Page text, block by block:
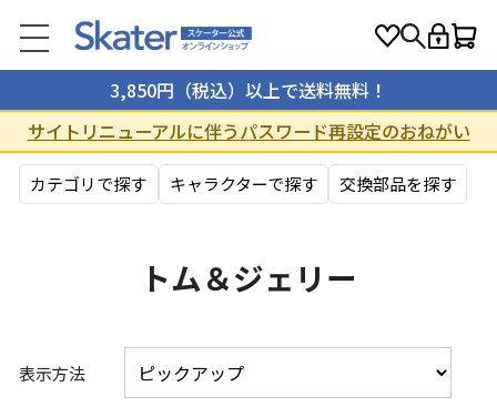
3,850円（税込）以上で送料無料！
サイトリニューアルに伴うパスワード再設定のおねがい
カテゴリで探す キャラクターで探す 交換部品を探す
トム＆ジェリー
表示方法